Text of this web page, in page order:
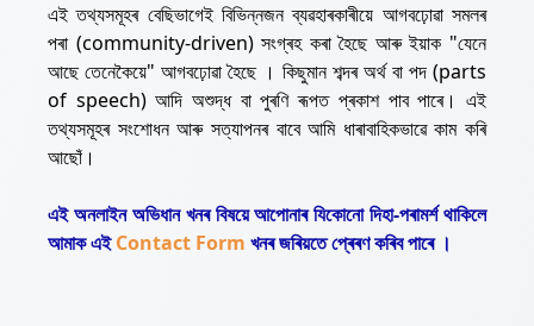
এই তথ্যসমূহৰ বেছিভাগেই বিভিন্নজন ব্যৱহাৰকাৰীয়ে আগবঢ়োৱা সমলৰ
পৰা (community-driven) সংগ্ৰহ কৰা হৈছে আৰু ইয়াক "যেনে
আছে তেনেকৈয়ে" আগবঢ়োৱা হৈছে । কিছুমান শব্দৰ অৰ্থ বা পদ (parts
of speech) আদি অশুদ্ধ বা পুৰণি ৰূপত প্ৰকাশ পাব পাৰে। এই
তথ্যসমূহৰ সংশোধন আৰু সত্যাপনৰ বাবে আমি ধাৰাবাহিকভাৱে কাম কৰি
আছোঁ।
এই অনলাইন অভিধান খনৰ বিষয়ে আপোনাৰ যিকোনো দিহা-পৰামৰ্শ থাকিলে
আমাক এইContact Form খনৰ জৰিয়তে প্ৰেৰণ কৰিব পাৰে ।